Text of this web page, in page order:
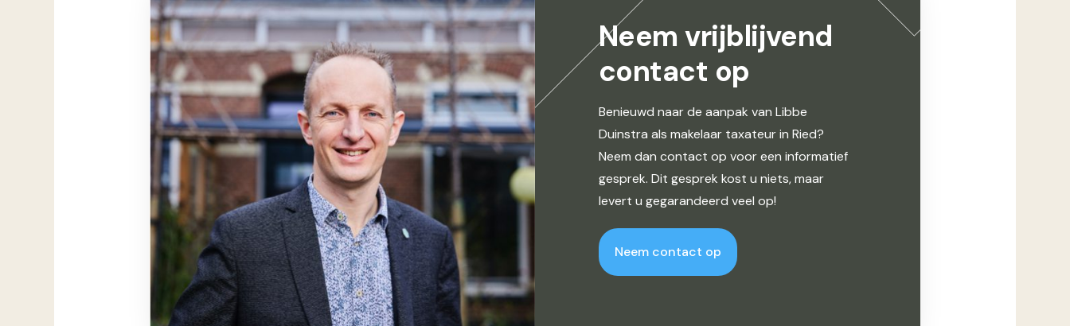
Neem vrijblijvend
contact op
Benieuwd naar de aanpak van Libbe
Duinstra als makelaar taxateur in Ried?
Neem dan contact op voor een informatief
gesprek. Dit gesprek kost u niets, maar
levert u gegarandeerd veel op!
Neem contact op